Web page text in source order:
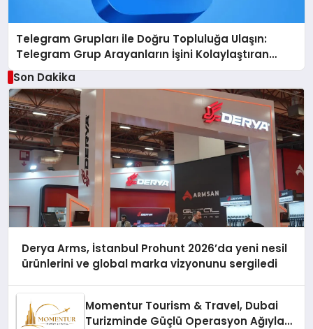
Telegram Grupları ile Doğru Topluluğa Ulaşın:
Telegram Grup Arayanların İşini Kolaylaştıran
Çözüm
Son Dakika
Derya Arms, İstanbul Prohunt 2026’da yeni nesil
ürünlerini ve global marka vizyonunu sergiledi
Momentur Tourism & Travel, Dubai
Turizminde Güçlü Operasyon Ağıyla